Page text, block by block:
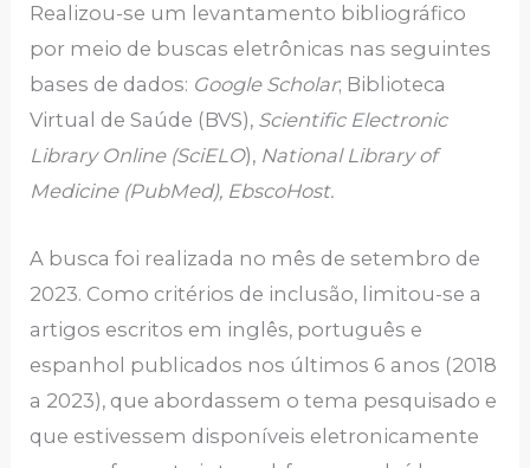
Realizou-se um levantamento bibliográfico
por meio de buscas eletrônicas nas seguintes
bases de dados: Google Scholar; Biblioteca
Virtual de Saúde (BVS), Scientific Electronic
Library Online (SciELO), National Library of
Medicine (PubMed), EbscoHost.
A busca foi realizada no mês de setembro de
2023. Como critérios de inclusão, limitou-se a
artigos escritos em inglês, português e
espanhol publicados nos últimos 6 anos (2018
a 2023), que abordassem o tema pesquisado e
que estivessem disponíveis eletronicamente